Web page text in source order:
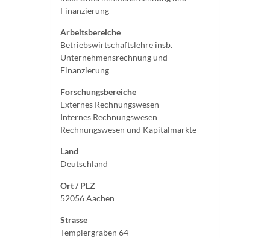
Finanzierung
Arbeitsbereiche
Betriebswirtschaftslehre insb.
Unternehmensrechnung und
Finanzierung
Forschungsbereiche
Externes Rechnungswesen
Internes Rechnungswesen
Rechnungswesen und Kapitalmärkte
Land
Deutschland
Ort / PLZ
52056 Aachen
Strasse
Templergraben 64